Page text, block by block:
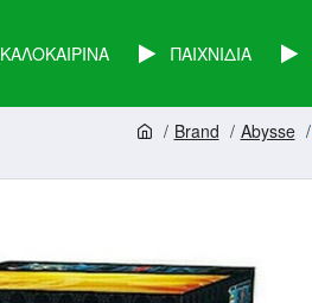
ΚΑΛΟΚΑΙΡΙΝΑ ΠΑΙΧΝΙΔΙΑ
Brand Abysse